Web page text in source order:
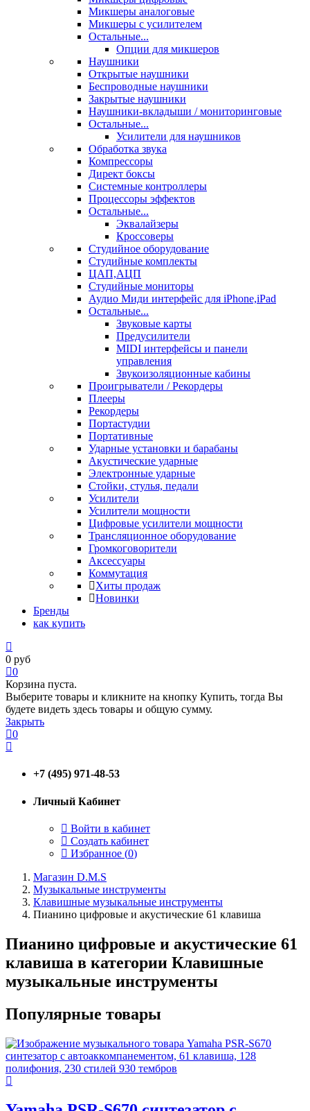
Микшеры аналоговые
Микшеры с усилителем
Остальные...
Опции для микшеров
Наушники
Открытые наушники
Беспроводные наушники
Закрытые наушники
Наушники-вкладыши / мониторинговые
Остальные...
Усилители для наушников
Обработка звука
Компрессоры
Директ боксы
Системные контроллеры
Процессоры эффектов
Остальные...
Эквалайзеры
Кроссоверы
Студийное оборудование
Студийные комплекты
ЦАП,АЦП
Студийные мониторы
Аудио Миди интерфейс для iPhone,iPad
Остальные...
Звуковые карты
Предусилители
MIDI интерфейсы и панели
управления
Звукоизоляционные кабины
Проигрыватели / Рекордеры
Плееры
Рекордеры
Портастудии
Портативные
Ударные установки и барабаны
Акустические ударные
Электронные ударные
Стойки, стулья, педали
Усилители
Усилители мощности
Цифровые усилители мощности
Трансляционное оборудование
Громкоговорители
Аксессуары
Коммутация
Хиты продаж
Новинки
Бренды
как купить
0 руб
0
Корзина пуста.
Выберите товары и кликните на кнопку Купить, тогда Вы
будете видеть здесь товары и общую сумму.
Закрыть
0
+7 (495) 971-48-53
Личный Кабинет
Войти в кабинет
Создать кабинет
Избранное (0)
Магазин D.M.S
Музыкальные инструменты
Клавишные музыкальные инструменты
Пианино цифровые и акустические 61 клавиша
Пианино цифровые и акустические 61
клавиша в категории Клавишные
музыкальные инструменты
Популярные товары